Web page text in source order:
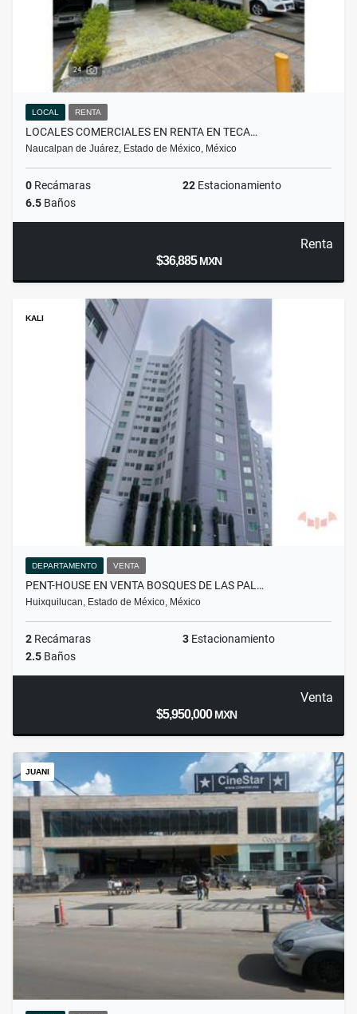
LOCAL RENTA
LOCALES COMERCIALES EN RENTA EN TECA…
Naucalpan de Juárez, Estado de México, México
0 Recámaras 22 Estacionamiento
6.5 Baños
Renta
$36,885MXN
KALI
DEPARTAMENTO VENTA
PENT-HOUSE EN VENTA BOSQUES DE LAS PAL…
Huixquilucan, Estado de México, México
2 Recámaras 3 Estacionamiento
2.5 Baños
Venta
$5,950,000MXN
JUANI